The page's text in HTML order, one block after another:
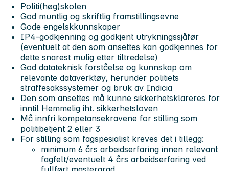
Politi(høg)skolen
God muntlig og skriftlig framstillingsevne
Gode engelskkunnskaper
IP4-godkjenning og godkjent utrykningssjåfør
(eventuelt at den som ansettes kan godkjennes for
dette snarest mulig etter tiltredelse)
God datateknisk forståelse og kunnskap om
relevante dataverktøy, herunder politiets
straffesakssystemer og bruk av Indicia
Den som ansettes må kunne sikkerhetsklareres for
inntil Hemmelig iht. sikkerhetsloven
Må innfri kompetansekravene for stilling som
politibetjent 2 eller 3
For stilling som fagspesialist kreves det i tillegg:
minimum 6 års arbeidserfaring innen relevant
fagfelt/eventuelt 4 års arbeidserfaring ved